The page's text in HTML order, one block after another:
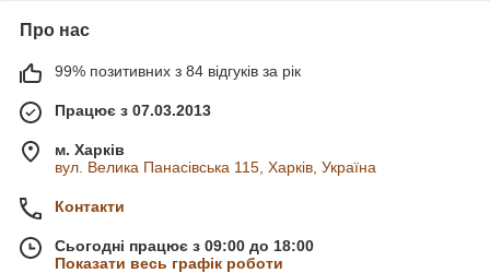
Про нас
99% позитивних з 84 відгуків за рік
Працює з 07.03.2013
м. Харків
вул. Велика Панасівська 115, Харків, Україна
Контакти
Сьогодні працює з 09:00 до 18:00
Показати весь графік роботи